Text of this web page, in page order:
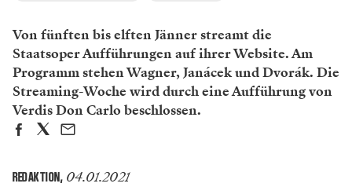
Von fünften bis elften Jänner streamt die
Staatsoper Aufführungen auf ihrer Website. Am
Programm stehen Wagner, Janácek und Dvorák. Die
Streaming-Woche wird durch eine Aufführung von
Verdis Don Carlo beschlossen.
REDAKTION, 04.01.2021